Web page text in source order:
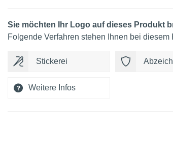
Sie möchten Ihr Logo auf dieses Produkt
Folgende Verfahren stehen Ihnen bei diesem
Stickerei
Weitere Infos